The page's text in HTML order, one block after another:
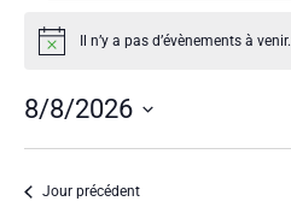
Évènements
for
8
août
Notice Il n’y a pas d’évènements à venir.
8/8/2026
Sélectionnez
Jour précédent